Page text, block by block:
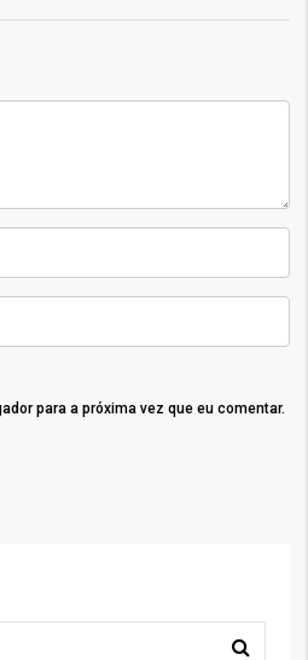
para a próxima vez que eu comentar.